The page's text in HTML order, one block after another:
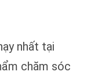
nhất tại
chăm sóc